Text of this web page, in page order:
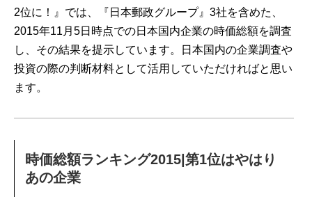
2位に！』では、『日本郵政グループ』3社を含めた、
2015年11月5日時点での日本国内企業の時価総額を調査
し、その結果を提示しています。日本国内の企業調査や
投資の際の判断材料として活用していただければと思い
ます。
時価総額ランキング2015|第1位はやはり
あの企業